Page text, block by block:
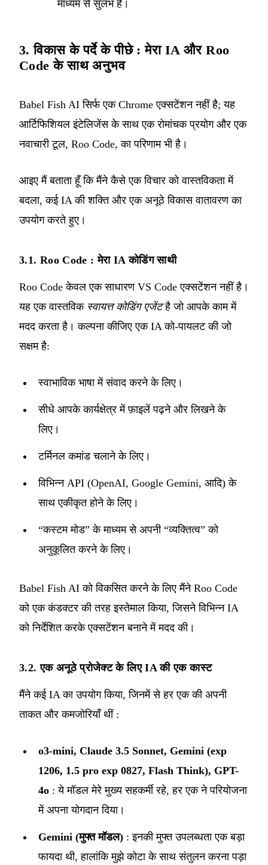
माध्यम से सुलभ हैं।
3. विकास के पर्दे के पीछे : मेरा IA और Roo
Code के साथ अनुभव
Babel Fish AI सिर्फ एक Chrome एक्सटेंशन नहीं है; यह
आर्टिफिशियल इंटेलिजेंस के साथ एक रोमांचक प्रयोग और एक
नवाचारी टूल, Roo Code, का परिणाम भी है।
आइए मैं बताता हूँ कि मैंने कैसे एक विचार को वास्तविकता में
बदला, कई IA की शक्ति और एक अनूठे विकास वातावरण का
उपयोग करते हुए।
3.1. Roo Code : मेरा IA कोडिंग साथी
Roo Code केवल एक साधारण VS Code एक्सटेंशन नहीं है।
यह एक वास्तविक स्वायत्त कोडिंग एजेंटहै जो आपके काम में
मदद करता है। कल्पना कीजिए एक IA को-पायलट की जो
सक्षम है:
स्वाभाविक भाषा में संवाद करने के लिए।
सीधे आपके कार्यक्षेत्र में फ़ाइलें पढ़ने और लिखने के
लिए।
टर्मिनल कमांड चलाने के लिए।
विभिन्न API (OpenAI, Google Gemini, आदि) के
साथ एकीकृत होने के लिए।
“कस्टम मोड” के माध्यम से अपनी “व्यक्तित्व” को
अनुकूलित करने के लिए।
Babel Fish AI को विकसित करने के लिए मैंने Roo Code
को एक कंडक्टर की तरह इस्तेमाल किया, जिसने विभिन्न IA
को निर्देशित करके एक्सटेंशन बनाने में मदद की।
3.2. एक अनूठे प्रोजेक्ट के लिए IA की एक कास्ट
मैंने कई IA का उपयोग किया, जिनमें से हर एक की अपनी
ताकत और कमजोरियाँ थीं :
o3-mini, Claude 3.5 Sonnet, Gemini (exp
1206, 1.5 pro exp 0827, Flash Think), GPT-
4o : ये मॉडल मेरे मुख्य सहकर्मी रहे, हर एक ने परियोजना
में अपना योगदान दिया।
Gemini (मुफ्त मॉडल) : इनकी मुफ्त उपलब्धता एक बड़ा
फायदा थी, हालांकि मुझे कोटा के साथ संतुलन करना पड़ा